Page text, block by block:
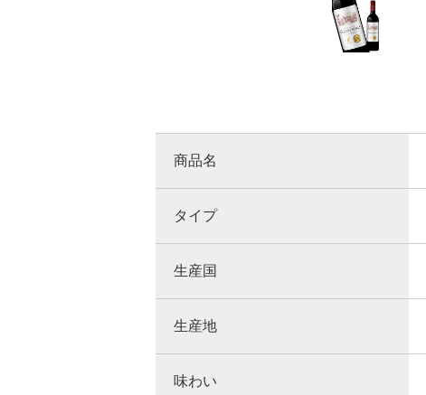
商品名
タイプ
生産国
生産地
味わい